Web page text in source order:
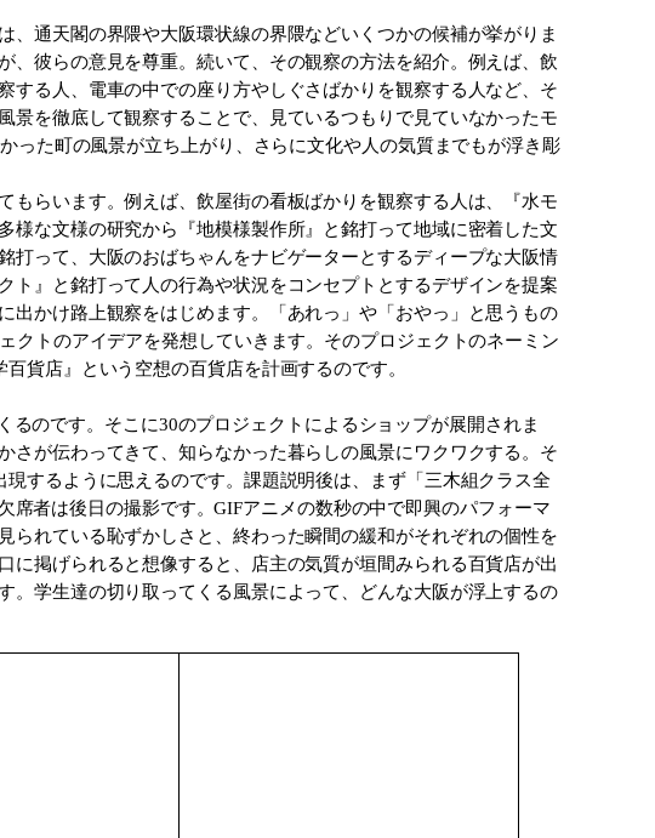
通天閣の界隈や大阪環状線の界隈などいくつかの候補が挙がりま
彼らの意見を尊重。続いて、その観察の方法を紹介。例えば、飲
る人、電車の中での座り方やしぐさばかりを観察する人など、そ
を徹底して観察することで、見ているつもりで見ていなかったモ
った町の風景が立ち上がり、さらに文化や人の気質までもが浮き彫
らいます。例えば、飲屋街の看板ばかりを観察する人は、『水モ
様な文様の研究から『地模様製作所』と銘打って地域に密着した文
って、大阪のおばちゃんをナビゲーターとするディープな大阪情
』と銘打って人の行為や状況をコンセプトとするデザインを提案
出かけ路上観察をはじめます。「あれっ」や「おやっ」と思うもの
クトのアイデアを発想していきます。そのプロジェクトのネーミン
貨店』という空想の百貨店を計画するのです。
のです。そこに30のプロジェクトによるショップが展開されま
が伝わってきて、知らなかった暮らしの風景にワクワクする。そ
するように思えるのです。課題説明後は、まず「三木組クラス全
席者は後日の撮影です。GIFアニメの数秒の中で即興のパフォーマ
れている恥ずかしさと、終わった瞬間の緩和がそれぞれの個性を
掲げられると想像すると、店主の気質が垣間みられる百貨店が出
学生達の切り取ってくる風景によって、どんな大阪が浮上するの